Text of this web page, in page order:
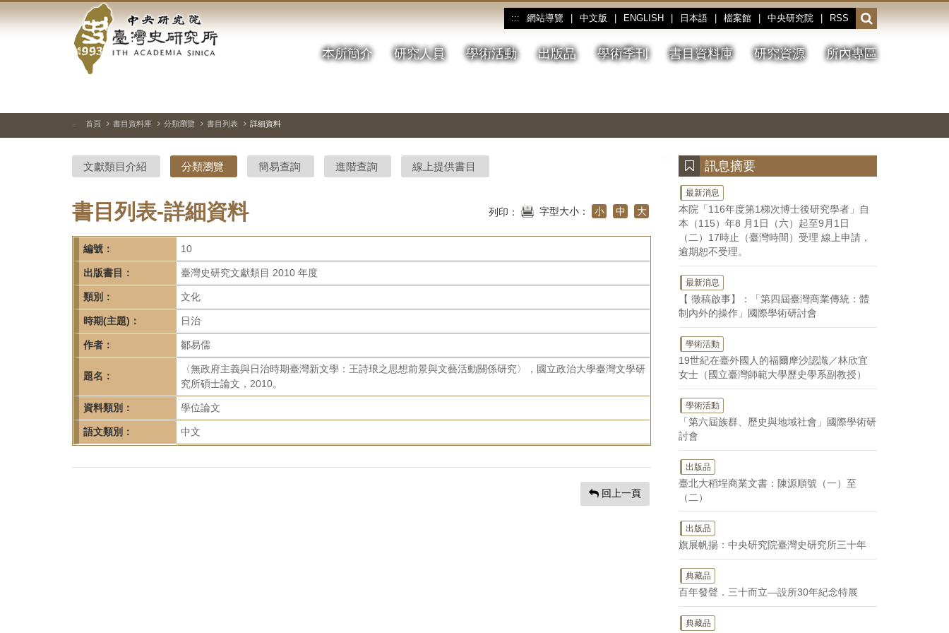
到
中
央
研
院-
臺
灣
史
研
究
所-
首
頁
::: 網站導覽 中文版 ENGLISH 日本語 檔案館 中央研究院 RSS
開
啟
或
收
本所簡介 研究人員 學術活動 出版品 學術季刊 書目資料庫 研究資源 所內專區
停、
圖
圖
結
::: 首頁 書目資料庫 分類瀏覽 書目列表 詳細資料
文獻類目介紹 分類瀏覽 簡易查詢 進階查詢 線上提供書目
書目列表-詳細資料 列印： 字型大小： 小 中 大
編號： 10
出版書目： 臺灣史研究文獻類目 2010 年度
類別： 文化
時期(主題)： 日治
作者： 鄒易儒
題名：
〈無政府主義與日治時期臺灣新文學：王詩琅之思想前景與文藝活動關係研究〉，國立政治大學臺灣文學研
究所碩士論文，2010。
資料類別： 學位論文
語文類別： 中文
回上一頁
訊息摘要
最新消息
本院「116年度第1梯次博士後研究學者」自
本（115）年8 月1日（六）起至9月1日
（二）17時止（臺灣時間）受理 線上申請，
逾期恕不受理。
最新消息
【 徵稿啟事】：「第四屆臺灣商業傳統：體
制內外的操作」國際學術研討會
學術活動
19世紀在臺外國人的福爾摩沙認識／林欣宜
女士（國立臺灣師範大學歷史學系副教授）
學術活動
「第六屆族群、歷史與地域社會」國際學術研
討會
出版品
臺北大稻埕商業文書：陳源順號（一）至
（二）
出版品
旗展帆揚：中央研究院臺灣史研究所三十年
典藏品
百年發聲．三十而立—設所30年紀念特展
典藏品